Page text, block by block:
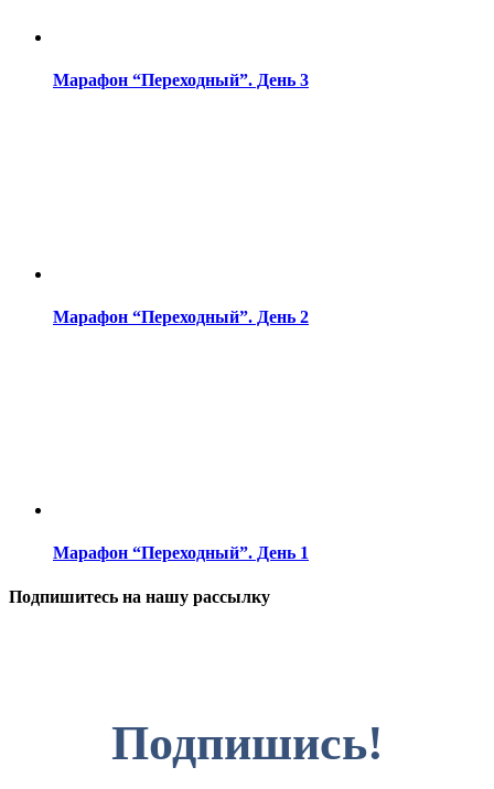
Марафон “Переходный”. День 3
Марафон “Переходный”. День 2
Марафон “Переходный”. День 1
Подпишитесь на нашу рассылку
Подпишись!